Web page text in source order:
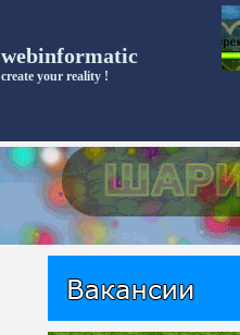
webinformatic
create your reality !